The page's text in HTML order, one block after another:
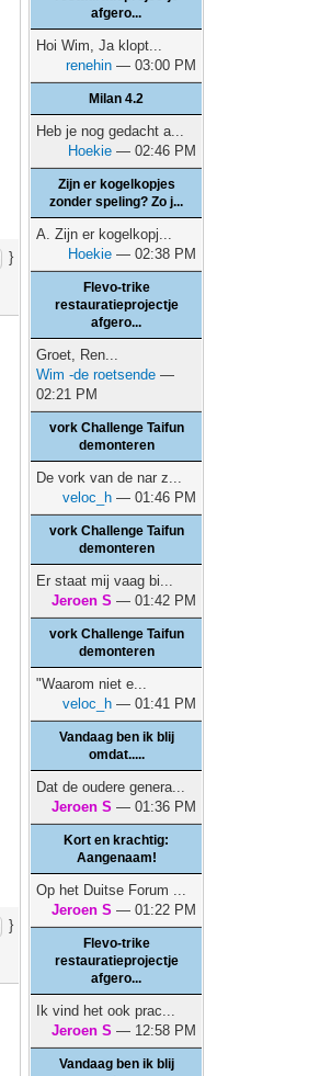
}
}
afgero...
Hoi Wim, Ja klopt...
renehin — 03:00 PM
Milan 4.2
Heb je nog gedacht a...
Hoekie — 02:46 PM
Zijn er kogelkopjes
zonder speling? Zo j...
A. Zijn er kogelkopj...
Hoekie — 02:38 PM
Flevo-trike
restauratieprojectje
afgero...
Groet, Ren...
Wim -de roetsende —
02:21 PM
vork Challenge Taifun
demonteren
De vork van de nar z...
veloc_h — 01:46 PM
vork Challenge Taifun
demonteren
Er staat mij vaag bi...
Jeroen S — 01:42 PM
vork Challenge Taifun
demonteren
"Waarom niet e...
veloc_h — 01:41 PM
Vandaag ben ik blij
omdat.....
Dat de oudere genera...
Jeroen S — 01:36 PM
Kort en krachtig:
Aangenaam!
Op het Duitse Forum ...
Jeroen S — 01:22 PM
Flevo-trike
restauratieprojectje
afgero...
Ik vind het ook prac...
Jeroen S — 12:58 PM
Vandaag ben ik blij